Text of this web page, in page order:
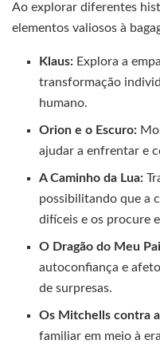
Ao explorar diferentes
elementos valiosos à
Klaus: Explora a
transformação
humano.
Orion e o Escuro:
ajudar a enfrentar e
A Caminho da Lua:
possibilitando que a
difíceis e os procure
O Dragão do Meu
autoconfiança e
de surpresas.
Os Mitchells contra
familiar em meio à